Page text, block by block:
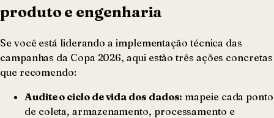
produto e engenharia
Se você está liderando a implementação técnica das
campanhas da Copa 2026, aqui estão três ações concretas
que recomendo:
Audite o ciclo de vida dos dados: mapeie cada ponto
de coleta, armazenamento, processamento e